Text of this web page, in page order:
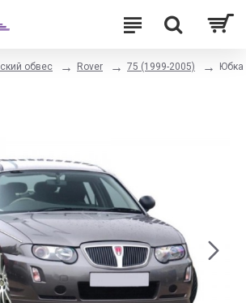
обвес Rover 75 (1999-2005) Юбка